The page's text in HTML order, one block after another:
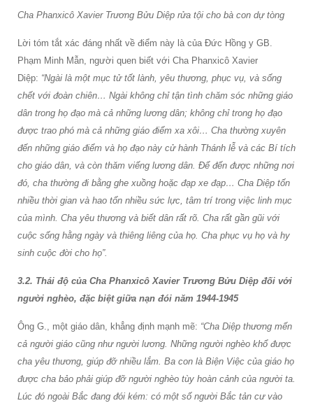
Cha Phanxicô Xavier Trương Bửu Diệp rửa tội cho bà con dự tòng
Lời tóm tắt xác đáng nhất về điểm này là của Đức Hồng y GB.
Phạm Minh Mẫn, người quen biết với Cha Phanxicô Xavier
Diệp: “Ngài là một mục tử tốt lành, yêu thương, phục vụ, và sống
chết với đoàn chiên… Ngài không chỉ tận tình chăm sóc những giáo
dân trong họ đạo mà cả những lương dân; không chỉ trong họ đạo
được trao phó mà cả những giáo điểm xa xôi… Cha thường xuyên
đến những giáo điểm và họ đạo này cử hành Thánh lễ và các Bí tích
cho giáo dân, và còn thăm viếng lương dân. Để đến được những nơi
đó, cha thường đi bằng ghe xuồng hoặc đạp xe đạp… Cha Diệp tốn
nhiều thời gian và hao tổn nhiều sức lực, tâm trí trong việc linh mục
của mình. Cha yêu thương và biết dân rất rõ. Cha rất gần gũi với
cuộc sống hằng ngày và thiêng liêng của họ. Cha phục vụ họ và hy
sinh cuộc đời cho họ”.
3.2. Thái độ của Cha Phanxicô Xavier Trương Bửu Diệp đối với
người nghèo, đặc biệt giữa nạn đói năm 1944-1945
Ông G., một giáo dân, khẳng định mạnh mẽ: “Cha Diệp thương mến
cả người giáo cũng như người lương. Những người nghèo khổ được
cha yêu thương, giúp đỡ nhiều lắm. Ba con là Biện Việc của giáo họ
được cha bảo phải giúp đỡ người nghèo tùy hoàn cảnh của người ta.
Lúc đó ngoài Bắc đang đói kém: có một số người Bắc tản cư vào